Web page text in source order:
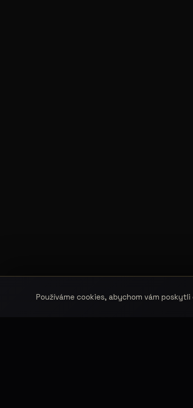
Používáme cookies, abychom vám